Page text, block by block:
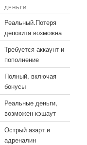
ДЕНЬГИ
Реальный.Потеря
депозита возможна
Требуется аккаунт и
пополнение
Полный, включая
бонусы
Реальные деньги,
возможен кэшаут
Острый азарт и
адреналин